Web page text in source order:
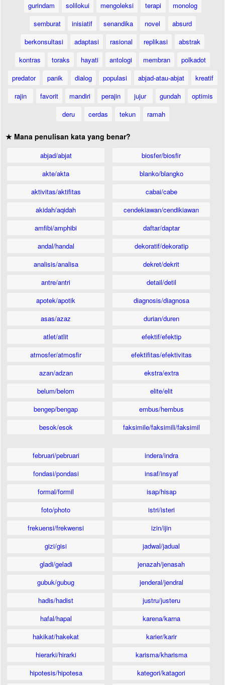
gurindam
solilokui mengoleksi terapi
monolog
semburat
inisiatif senandika novel
absurd
berkonsultasi
adaptasi rasional replikasi
abstrak
kontras
toraks hayati antologi membran
polkadot
predator
panik dialog populasi abjad-atau-abjat
kreatif
rajin
favorit mandiri perajin jujur gundah
optimis
deru
cerdas tekun ramah
★ Mana penulisan kata yang benar?
abjad/abjat
akte/akta
aktivitas/aktifitas
akidah/aqidah
amfibi/amphibi
andal/handal
analisis/analisa
antre/antri
apotek/apotik
asas/azaz
atlet/atlit
atmosfer/atmosfir
azan/adzan
belum/belom
bengep/bengap
besok/esok
biosfer/biosfir
blanko/blangko
cabai/cabe
cendekiawan/cendikiawan
daftar/daptar
dekoratif/dekoratip
dekret/dekrit
detail/detil
diagnosis/diagnosa
durian/duren
efektif/efektip
efektifitas/efektivitas
ekstra/extra
elite/elit
embus/hembus
faksimile/faksimili/faksimil
februari/pebruari
fondasi/pondasi
formal/formil
foto/photo
frekuensi/frekwensi
gizi/gisi
gladi/geladi
gubuk/gubug
hadis/hadist
hafal/hapal
hakikat/hakekat
hierarki/hirarki
hipotesis/hipotesa
indera/indra
insaf/insyaf
isap/hisap
istri/isteri
izin/ijin
jadwal/jadual
jenazah/jenasah
jenderal/jendral
justru/justeru
karena/karna
karier/karir
karisma/kharisma
kategori/katagori